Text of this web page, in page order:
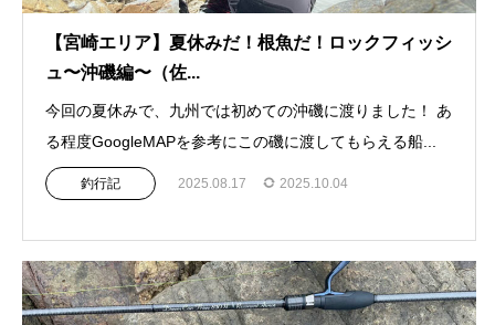
【宮崎エリア】夏休みだ！根魚だ！ロックフィッシ
ュ〜沖磯編〜（佐...
今回の夏休みで、九州では初めての沖磯に渡りました！ あ
る程度GoogleMAPを参考にこの磯に渡してもらえる船...
釣行記 2025.08.17 2025.10.04